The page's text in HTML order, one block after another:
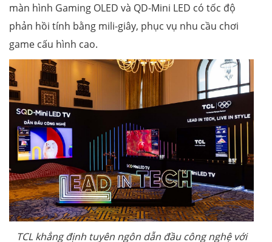
màn hình Gaming OLED và QD-Mini LED có tốc độ
phản hồi tính bằng mili-giây, phục vụ nhu cầu chơi
game cấu hình cao.
TCL khẳng định tuyên ngôn dẫn đầu công nghệ với